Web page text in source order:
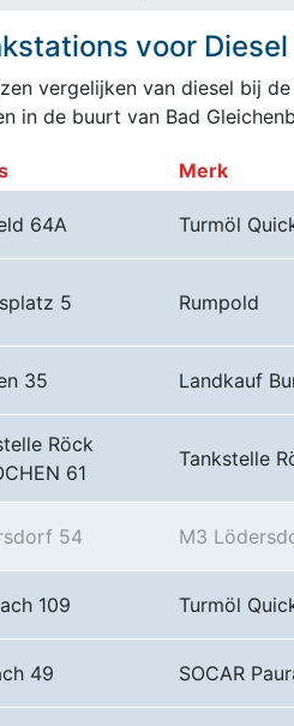
voor
vergelijken van diesel bij
in de buurt van Bad
Merk
64A Turmöl
5 Rumpold
35 Landkauf
Röck
61
Tankstelle
54 M3
109 Turmöl
49 SOCAR